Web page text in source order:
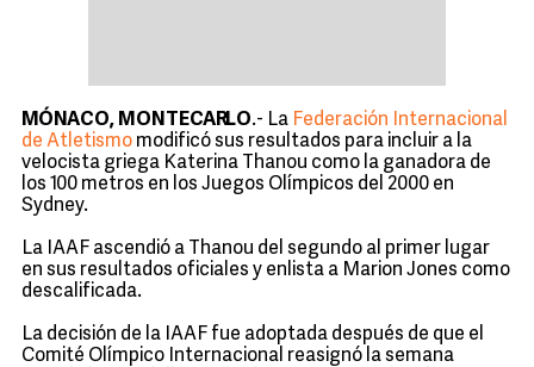
MÓNACO, MONTECARLO.- La Federación Internacional
de Atletismo modificó sus resultados para incluir a la
velocista griega Katerina Thanou como la ganadora de
los 100 metros en los Juegos Olímpicos del 2000 en
Sydney.
La IAAF ascendió a Thanou del segundo al primer lugar
en sus resultados oficiales y enlista a Marion Jones como
descalificada.
La decisión de la IAAF fue adoptada después de que el
Comité Olímpico Internacional reasignó la semana